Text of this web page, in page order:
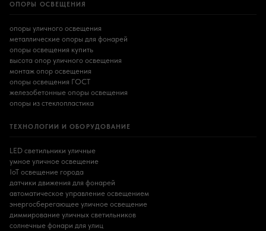
ОПОРЫ ОСВЕЩЕНИЯ
опоры уличного освещения
металлические опоры для фонарей
опоры освещения купить
высота опор уличного освещения
монтаж опор освещения
опоры освещения ГОСТ
железобетонные опоры освещения
опоры из стеклопластика
ТЕХНОЛОГИИ И ОБОРУДОВАНИЕ
LED светильники уличные
умное уличное освещение
IoT освещение города
датчики движения для фонарей
автоматическое управление освещением
энергосберегающее уличное освещение
диммирование уличных светильников
солнечные фонари для улиц